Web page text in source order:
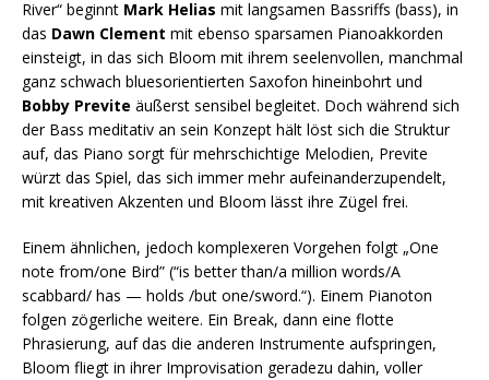
River“ beginnt Mark Helias mit langsamen Bassriffs (bass), in
das Dawn Clement mit ebenso sparsamen Pianoakkorden
einsteigt, in das sich Bloom mit ihrem seelenvollen, manchmal
ganz schwach bluesorientierten Saxofon hineinbohrt und
Bobby Previte äußerst sensibel begleitet. Doch während sich
der Bass meditativ an sein Konzept hält löst sich die Struktur
auf, das Piano sorgt für mehrschichtige Melodien, Previte
würzt das Spiel, das sich immer mehr aufeinanderzupendelt,
mit kreativen Akzenten und Bloom lässt ihre Zügel frei.
Einem ähnlichen, jedoch komplexeren Vorgehen folgt „One
note from/one Bird” (“is better than/a million words/A
scabbard/ has — holds /but one/sword.“). Einem Pianoton
folgen zögerliche weitere. Ein Break, dann eine flotte
Phrasierung, auf das die anderen Instrumente aufspringen,
Bloom fliegt in ihrer Improvisation geradezu dahin, voller